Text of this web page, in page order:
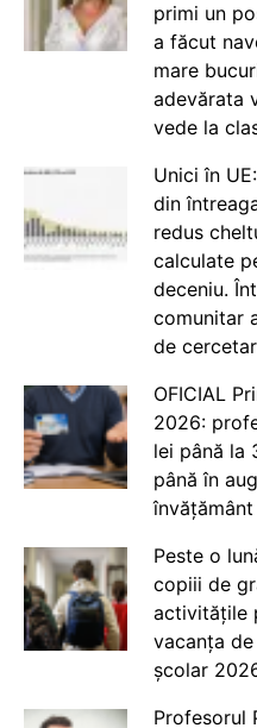
primi un
a făcut
mare
adevărata
vede la
Unici în
din
redus
calculate
deceniu.
comunitar
de
OFICIAL
2026:
lei până la
până în
învățământ
Peste o
copiii de
activitățile
vacanța
școlar
Profesorul